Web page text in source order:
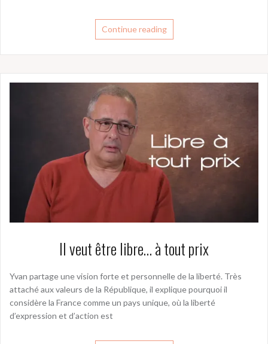
Continue reading
Il veut être libre… à tout prix
Yvan partage une vision forte et personnelle de la liberté. Très
attaché aux valeurs de la République, il explique pourquoi il
considère la France comme un pays unique, où la liberté
d’expression et d’action est